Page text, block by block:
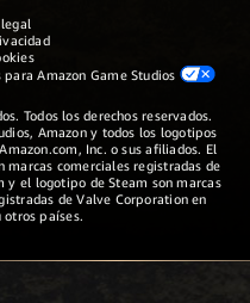
Amazon Game Studios
Todos los derechos reservados.
Amazon y todos los logotipos
Inc. o sus afiliados. El
marcas comerciales registradas de
y el logotipo de Steam son marcas
de Valve Corporation en
otros países.